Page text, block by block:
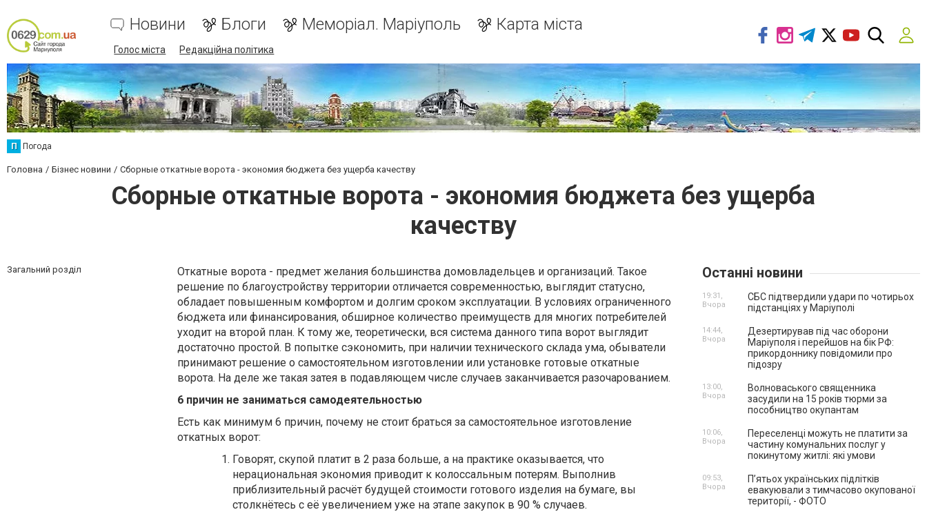
Новини Блоги Меморіал. Маріуполь Карта міста
Голос міста Редакційна політика
П Погода
Головна Бізнес новини Сборные откатные ворота - экономия бюджета без ущерба качеству
Сборные откатные ворота - экономия бюджета без ущерба
качеству
Загальний розділ
Откатные ворота - предмет желания большинства домовладельцев и организаций. Такое
решение по благоустройству территории отличается современностью, выглядит статусно,
обладает повышенным комфортом и долгим сроком эксплуатации. В условиях ограниченного
бюджета или финансирования, обширное количество преимуществ для многих потребителей
уходит на второй план. К тому же, теоретически, вся система данного типа ворот выглядит
достаточно простой. В попытке сэкономить, при наличии технического склада ума, обыватели
принимают решение о самостоятельном изготовлении или установке готовые откатные
ворота. На деле же такая затея в подавляющем числе случаев заканчивается разочарованием.
6 причин не заниматься самодеятельностью
Есть как минимум 6 причин, почему не стоит браться за самостоятельное изготовление
откатных ворот:
Говорят, скупой платит в 2 раза больше, а на практике оказывается, что
нерациональная экономия приводит к колоссальным потерям. Выполнив
приблизительный расчёт будущей стоимости готового изделия на бумаге, вы
столкнётесь с её увеличением уже на этапе закупок в 90 % случаев.
Останні новини
СБС підтвердили удари по чотирьох
підстанціях у Маріуполі
19:31,
Вчора
Дезертирував під час оборони
Маріуполя і перейшов на бік РФ:
прикордоннику повідомили про
підозру
14:44,
Вчора
Волноваського священника
засудили на 15 років тюрми за
пособництво окупантам
13:00,
Вчора
Переселенці можуть не платити за
частину комунальних послуг у
покинутому житлі: які умови
10:06,
Вчора
П’ятьох українських підлітків
евакуювали з тимчасово окупованої
території, - ФОТО
09:53,
Вчора